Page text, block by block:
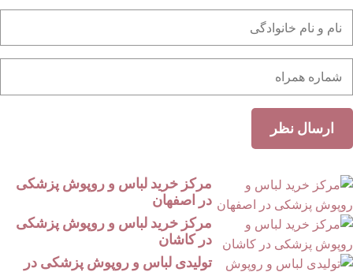
مرکز خرید لباس و روپوش پزشکی
در اصفهان
مرکز خرید لباس و روپوش پزشکی
در کاشان
تولیدی لباس و روپوش پزشکی در